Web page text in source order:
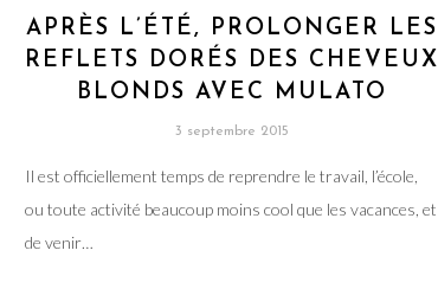
APRÈS L’ÉTÉ, PROLONGER LES
REFLETS DORÉS DES CHEVEUX
BLONDS AVEC MULATO
3 septembre 2015
Il est officiellement temps de reprendre le travail, l’école,
ou toute activité beaucoup moins cool que les vacances, et
de venir…